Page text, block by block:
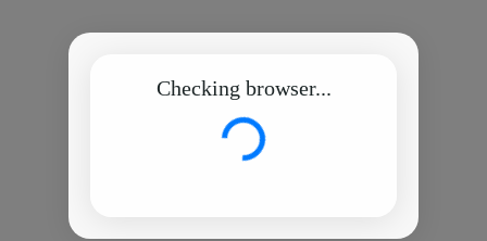
Checking browser...